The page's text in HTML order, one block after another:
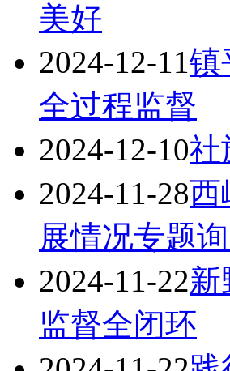
美好
2024-12-11镇
全过程监督
2024-12-10社
2024-11-28西
展情况专题
2024-11-22新
监督全闭环